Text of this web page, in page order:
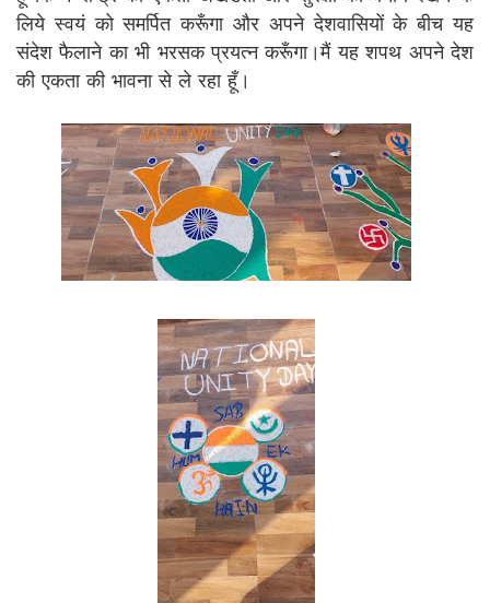
लिये स्वयं को समर्पित करूँगा और अपने देशवासियों के बीच यह
संदेश फैलाने का भी भरसक प्रयत्न करूँगा।मैं यह शपथ अपने देश
की एकता की भावना से ले रहा हूँ।